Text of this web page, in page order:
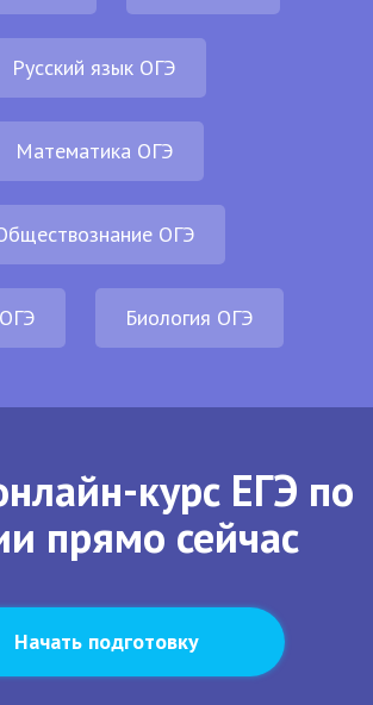
Русский язык ОГЭ
Математика ОГЭ
ОГЭ
Биология ОГЭ
курс ЕГЭ по
прямо сейчас
Начать подготовку